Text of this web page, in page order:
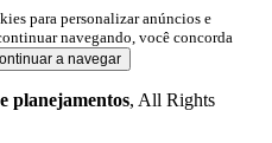
para personalizar anúncios e
navegando, você concorda
a navegar
planejamentos, All Rights